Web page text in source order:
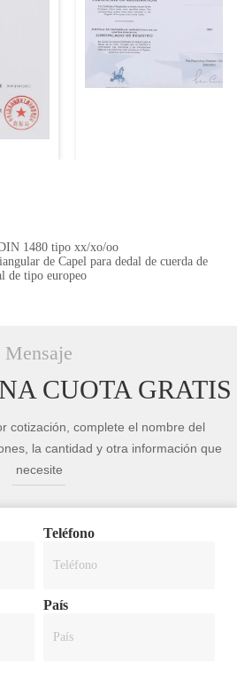
1480 tipo xx/xo/oo
de Capel para dedal de cuerda de
de tipo europeo
Mensaje
CUOTA GRATIS
cotización, complete el nombre del
la cantidad y otra información que
necesite
Teléfono
País